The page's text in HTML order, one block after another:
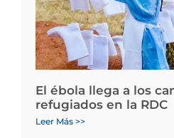
El ébola llega a los
refugiados en la RDC
Leer Más >>